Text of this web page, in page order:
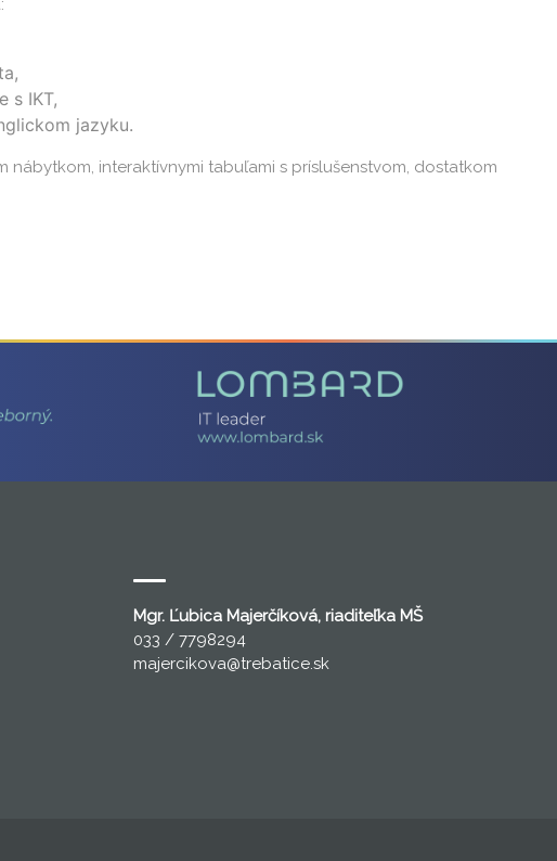
s IKT,
jazyku.
nábytkom, interaktívnymi tabuľami s príslušenstvom, dostatkom
Mgr. Ľubica Majerčíková, riaditeľka MŠ
033 / 7798294
majercikova@trebatice.sk